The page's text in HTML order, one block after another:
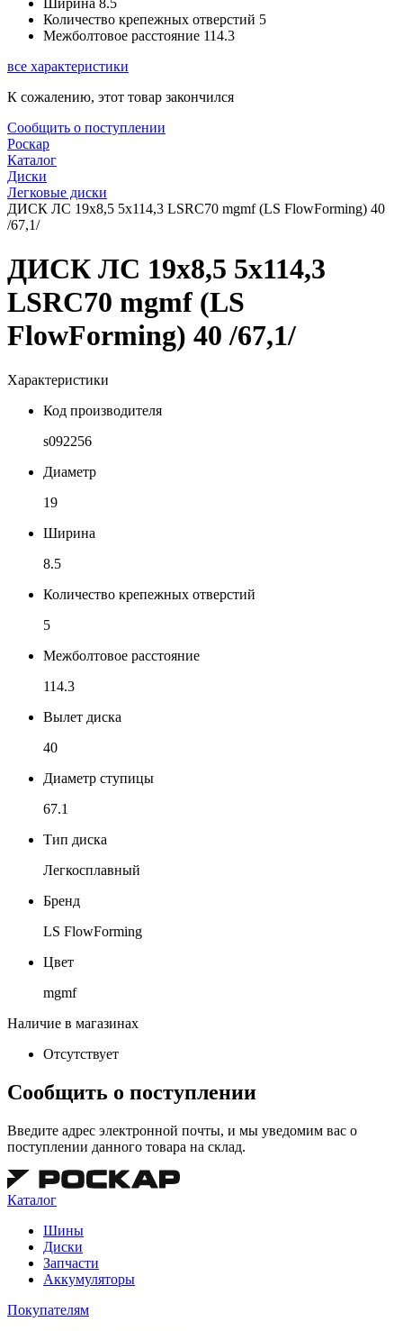
Ширина 8.5
Количество крепежных отверстий 5
Межболтовое расстояние 114.3
все характеристики
К сожалению, этот товар закончился
Сообщить о поступлении
Роскар
Каталог
Диски
Легковые диски
ДИСК ЛС 19x8,5 5x114,3 LSRC70 mgmf (LS FlowForming) 40
/67,1/
ДИСК ЛС 19x8,5 5x114,3
LSRC70 mgmf (LS
FlowForming) 40 /67,1/
Характеристики
Код производителя
s092256
Диаметр
19
Ширина
8.5
Количество крепежных отверстий
5
Межболтовое расстояние
114.3
Вылет диска
40
Диаметр ступицы
67.1
Тип диска
Легкосплавный
Бренд
LS FlowForming
Цвет
mgmf
Наличие в магазинах
Отсутствует
Сообщить о поступлении
Введите адрес электронной почты, и мы уведомим вас о
поступлении данного товара на склад.
Каталог
Шины
Диски
Запчасти
Аккумуляторы
Покупателям